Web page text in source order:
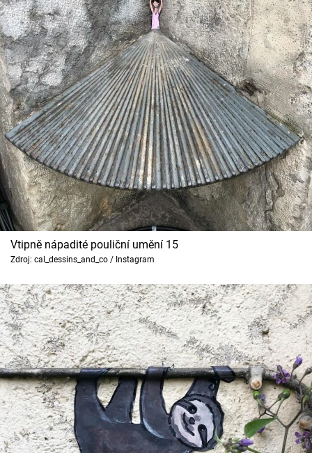
Vtipně nápadité pouliční umění 15
Zdroj: cal_dessins_and_co / Instagram